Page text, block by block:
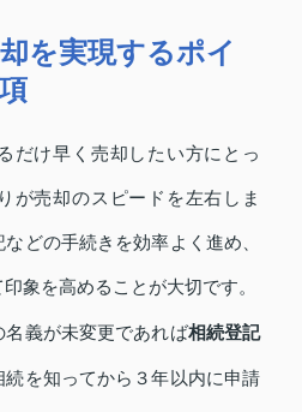
を実現するポイ
だけ早く売却したい方にとっ
が売却のスピードを左右しま
どの手続きを効率よく進め、
象を高めることが大切です。
名義が未変更であれば相続登記
続を知ってから３年以内に申請